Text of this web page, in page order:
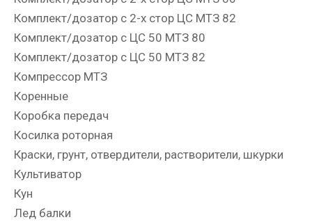
Комплект/дозатор с 2-х стор ЦС МТЗ 82
Комплект/дозатор с ЦС 50 МТЗ 80
Комплект/дозатор с ЦС 50 МТЗ 82
Компрессор МТЗ
Коренные
Коробка передач
Косилка роторная
Краски, грунт, отвердители, растворители, шкурки
Культиватор
Кун
Лед балки